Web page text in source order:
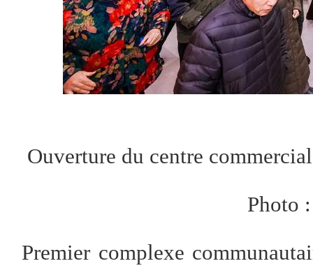
Ouverture du centre
Photo
Premier complexe